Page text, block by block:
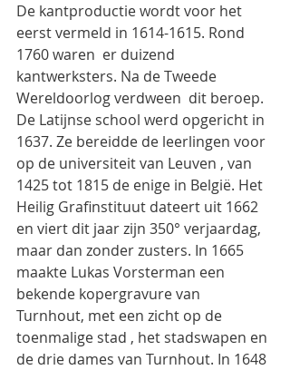
De kantproductie wordt voor het
eerst vermeld in 1614-1615. Rond
1760 waren  er duizend
kantwerksters. Na de Tweede
Wereldoorlog verdween  dit beroep.
De Latijnse school werd opgericht in
1637. Ze bereidde de leerlingen voor
op de universiteit van Leuven , van
1425 tot 1815 de enige in België. Het
Heilig Grafinstituut dateert uit 1662
en viert dit jaar zijn 350° verjaardag,
maar dan zonder zusters. In 1665
maakte Lukas Vorsterman een
bekende kopergravure van
Turnhout, met een zicht op de
toenmalige stad , het stadswapen en
de drie dames van Turnhout. In 1648